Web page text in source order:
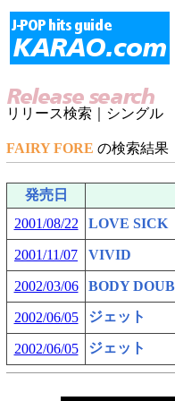
リリース検索｜シングル
FAIRY FORE の検索結果
発売日
2001/08/22
LOVE SICK
2001/11/07 VIVID
2002/03/06 BODY
2002/06/05 ジェット
2002/06/05 ジェット